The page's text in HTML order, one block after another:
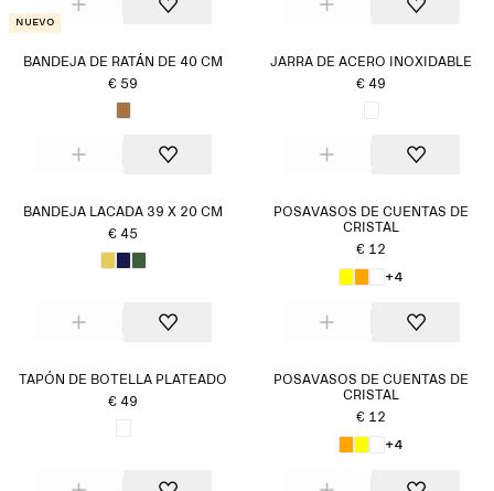
Nuevo
BANDEJA DE RATÁN DE 40 CM
€ 59
JARRA DE ACERO INOXIDABLE
€ 49
BANDEJA LACADA 39 X 20 CM
€ 45
POSAVASOS DE CUENTAS DE
CRISTAL
€ 12
+4
TAPÓN DE BOTELLA PLATEADO
€ 49
POSAVASOS DE CUENTAS DE
CRISTAL
€ 12
+4